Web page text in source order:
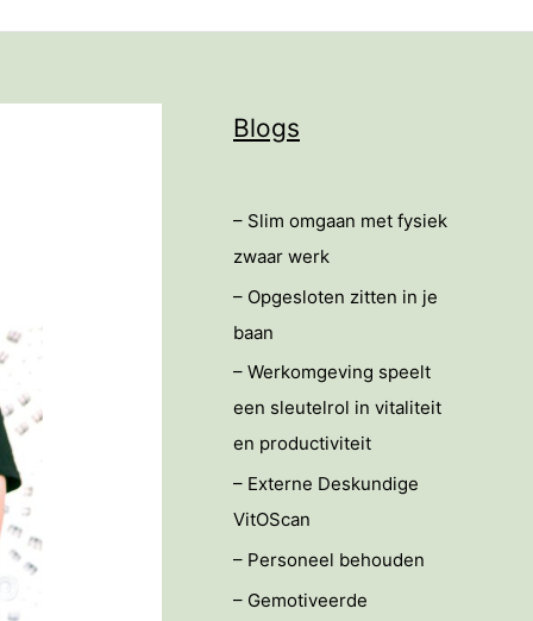
Blogs
– Slim omgaan met fysiek
zwaar werk
– Opgesloten zitten in je
baan
– Werkomgeving speelt
een sleutelrol in vitaliteit
en productiviteit
– Externe Deskundige
VitOScan
– Personeel behouden
– Gemotiveerde